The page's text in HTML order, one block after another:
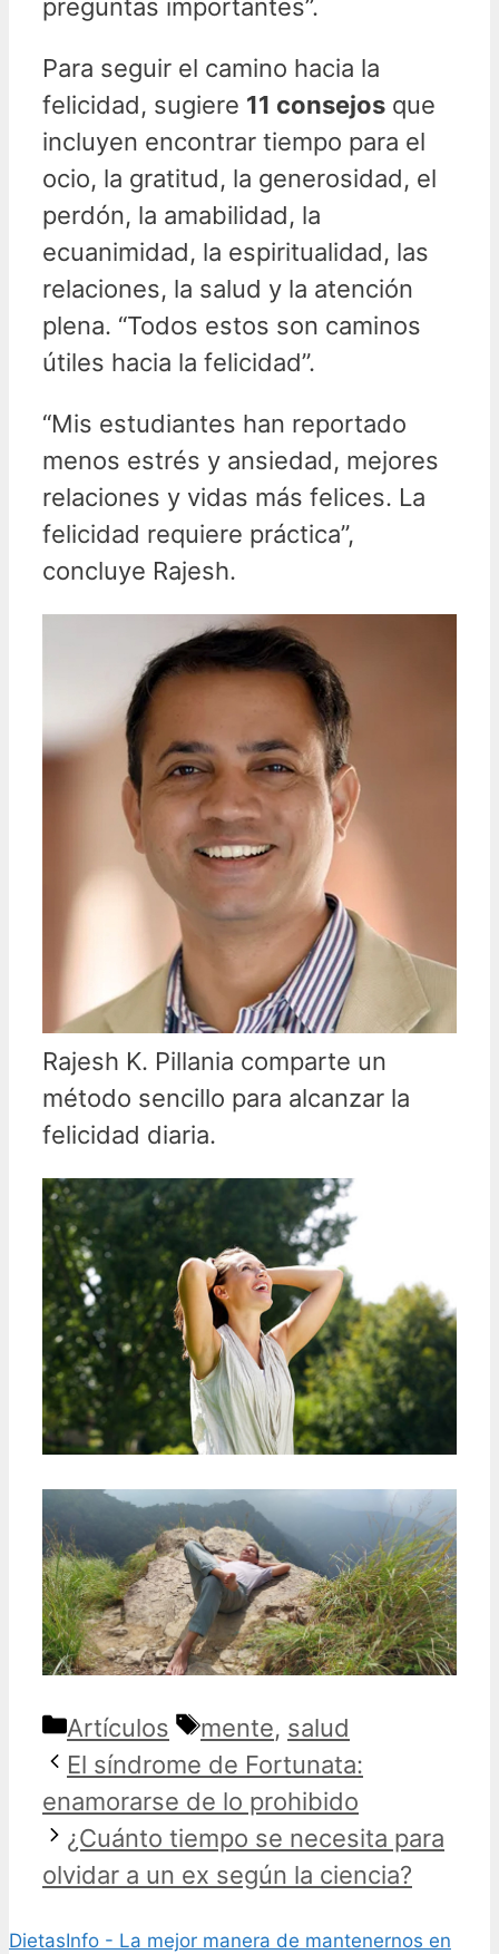
preguntas importantes”.
Para seguir el camino hacia la
felicidad, sugiere 11 consejos que
incluyen encontrar tiempo para el
ocio, la gratitud, la generosidad, el
perdón, la amabilidad, la
ecuanimidad, la espiritualidad, las
relaciones, la salud y la atención
plena. “Todos estos son caminos
útiles hacia la felicidad”.
“Mis estudiantes han reportado
menos estrés y ansiedad, mejores
relaciones y vidas más felices. La
felicidad requiere práctica”,
concluye Rajesh.
Rajesh K. Pillania comparte un
método sencillo para alcanzar la
felicidad diaria.
Categorías
Artículos Etiquetas
mente, salud
El síndrome de Fortunata:
enamorarse de lo prohibido
¿Cuánto tiempo se necesita para
olvidar a un ex según la ciencia?
DietasInfo - La mejor manera de mantenernos en